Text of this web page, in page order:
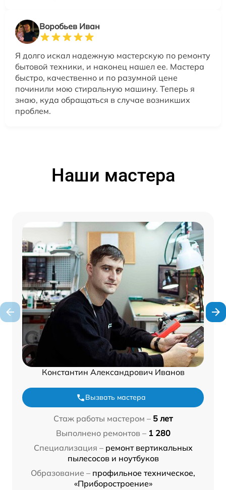
Воробьев Иван
Я долго искал надежную мастерскую по ремонту
бытовой техники, и наконец нашел ее. Мастера
быстро, качественно и по разумной цене
починили мою стиральную машину. Теперь я
знаю, куда обращаться в случае возникших
проблем.
Наши мастера
Константин Александрович Иванов
Вызвать мастера
Стаж работы мастером – 5 лет
Выполнено ремонтов – 1 280
Специализация – ремонт вертикальных
пылесосов и ноутбуков
Образование – профильное техническое,
«Приборостроение»